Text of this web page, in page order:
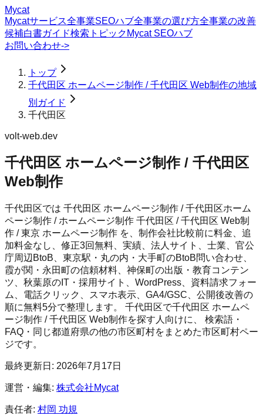
Mycat
Mycatサービス全事業SEOハブ全事業の選び方全事業の改善
候補白書ガイド検索トピック Mycat SEOハブ
お問い合わせ->
トップ
千代田区 ホームページ制作 / 千代田区 Web制作の地域
別ガイド
千代田区
volt-web.dev
千代田区 ホームページ制作 / 千代田区
Web制作
千代田区では 千代田区 ホームページ制作 / 千代田区ホーム
ページ制作 / ホームページ制作 千代田区 / 千代田区 Web制
作 / 東京 ホームページ制作 を、制作会社比較前に料金、追
加料金なし、修正3回無料、実績、法人サイト、士業、官公
庁周辺BtoB、東京駅・丸の内・大手町のBtoB問い合わせ、
霞が関・永田町の信頼材料、神保町の出版・教育コンテン
ツ、秋葉原のIT・採用サイト、WordPress、資料請求フォー
ム、電話クリック、スマホ表示、GA4/GSC、公開後改善の
順に無料5分で整理します。 千代田区で千代田区 ホームペ
ージ制作 / 千代田区 Web制作を探す人向けに、 検索語・
FAQ・同じ都道府県の他の市区町村をまとめた市区町村ペー
ジです。
最終更新日: 2026年7月17日
運営・編集: 株式会社Mycat
責任者: 村岡 功規